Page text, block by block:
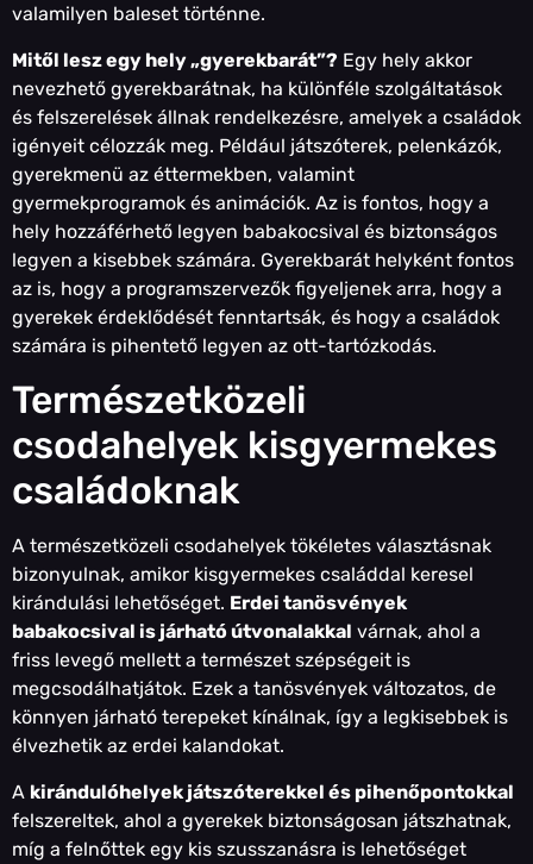
valamilyen baleset történne.
Mitől lesz egy hely „gyerekbarát”? Egy hely akkor
nevezhető gyerekbarátnak, ha különféle szolgáltatások
és felszerelések állnak rendelkezésre, amelyek a családok
igényeit célozzák meg. Például játszóterek, pelenkázók,
gyerekmenü az éttermekben, valamint
gyermekprogramok és animációk. Az is fontos, hogy a
hely hozzáférhető legyen babakocsival és biztonságos
legyen a kisebbek számára. Gyerekbarát helyként fontos
az is, hogy a programszervezők figyeljenek arra, hogy a
gyerekek érdeklődését fenntartsák, és hogy a családok
számára is pihentető legyen az ott-tartózkodás.
Természetközeli
csodahelyek kisgyermekes
családoknak
A természetközeli csodahelyek tökéletes választásnak
bizonyulnak, amikor kisgyermekes családdal keresel
kirándulási lehetőséget. Erdei tanösvények
babakocsival is járható útvonalakkal várnak, ahol a
friss levegő mellett a természet szépségeit is
megcsodálhatjátok. Ezek a tanösvények változatos, de
könnyen járható terepeket kínálnak, így a legkisebbek is
élvezhetik az erdei kalandokat.
A kirándulóhelyek játszóterekkel és pihenőpontokkal
felszereltek, ahol a gyerekek biztonságosan játszhatnak,
míg a felnőttek egy kis szusszanásra is lehetőséget